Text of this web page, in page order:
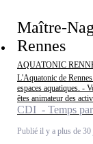
Maître-
Rennes
AQUATONIC
L'Aquatonic de
espaces aquatiques. -
êtes animateur des
CDI - Temps
Publié il y a plus de 30